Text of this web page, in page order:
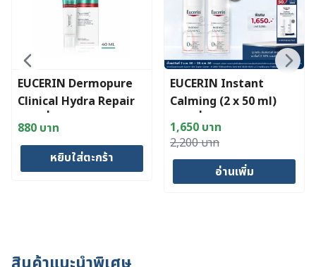
EUCERIN Dermopure
Clinical Hydra Repair
(สูตรที่มีขายเฉพาะในโรง
พยาบาลและคลินิก)แถม
ฟรี! EUCERIN
Dermopure Clinal
880 บาท
หยิบใส่ตะกร้า
EUCERIN Instant
Calming (2 x 50 ml)
(สูตรที่มีขายเฉพาะในโรง
พยาบาลและคลินิก) [SAVE
2,200บาท
Original
price
1,650 บาท
Current
price
อ่านเพิ่ม